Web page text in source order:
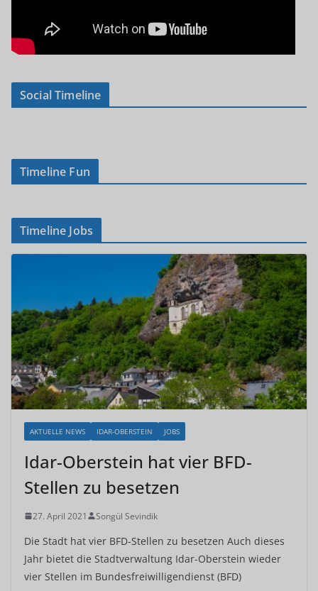
Social Timeline
Timeline Fun
Timeline Jobs
AKTUELLE NEWS IDAR-OBERSTEIN JOBS
Idar-Oberstein hat vier BFD-
Stellen zu besetzen
27. April 2021 Songül Sevindik
Die Stadt hat vier BFD-Stellen zu besetzen Auch dieses
Jahr bietet die Stadtverwaltung Idar-Oberstein wieder
vier Stellen im Bundesfreiwilligendienst (BFD)